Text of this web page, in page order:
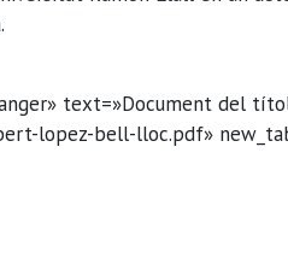
text=»Document del
lopez-bell-lloc.pdf»